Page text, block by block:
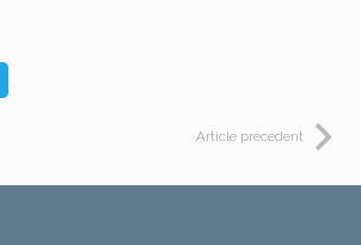
Article précédent